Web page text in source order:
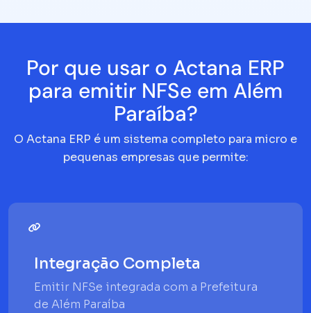
Por que usar o Actana ERP
para emitir NFSe em Além
Paraíba?
O Actana ERP é um sistema completo para micro e
pequenas empresas que permite:
Integração Completa
Emitir NFSe integrada com a Prefeitura
de Além Paraíba